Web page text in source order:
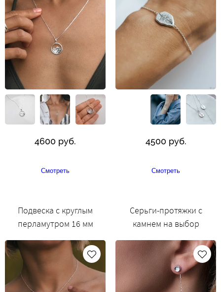
4600 руб.
Смотреть
4500 руб.
Смотреть
Подвеска с круглым
перламутром 16 мм
Серьги-протяжки с
камнем на выбор